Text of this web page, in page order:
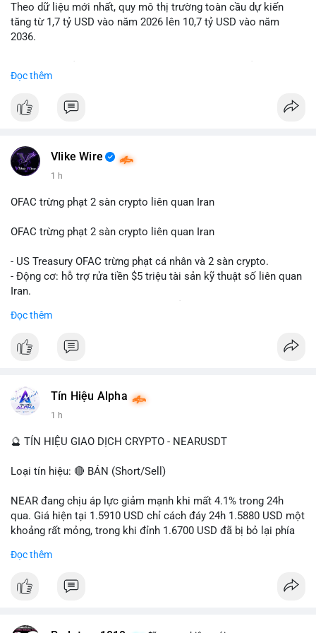
Lời khuyên: Nhà đầu tư nhỏ lẻ nên quan sát thêm 2-4 giờ sau
khi giao dịch được xác nhận, tránh hành động theo cảm xúc.
ưu tiên quản trị rủi ro trong giai đoạn biến động mạnh.
#btcmempool65k
Theo dữ liệu mới nhất, quy mô thị trường toàn cầu dự kiến
tăng từ 1,7 tỷ USD vào năm 2026 lên 10,7 tỷ USD vào năm
2036.
hàng năm (CAGR) ấn tượng lên tới 20,2%.
Điều gì đang thúc đẩy sự tăng trưởng vượt bậc này? Hãy cùng
Đọc thêm
Vlike Wire
1 h
OFAC trừng phạt 2 sàn crypto liên quan Iran
OFAC trừng phạt 2 sàn crypto liên quan Iran
- US Treasury OFAC trừng phạt cá nhân và 2 sàn crypto.
- Động cơ: hỗ trợ rửa tiền $5 triệu tài sản kỹ thuật số liên quan
Iran.
- Tác động: rủi ro cho thị trường crypto, tăng áp lực pháp lý.
#binancesquare
#vlikevn #titanbot
📰 Nguồn: Cointelegraph
Đọc thêm
Tín Hiệu Alpha
1 h
🔮 TÍN HIỆU GIAO DỊCH CRYPTO - NEARUSDT
Loại tín hiệu: 🔴 BÁN (Short/Sell)
NEAR đang chịu áp lực giảm mạnh khi mất 4.1% trong 24h
qua. Giá hiện tại 1.5910 USD chỉ cách đáy 24h 1.5880 USD một
khoảng rất mỏng, trong khi đỉnh 1.6700 USD đã bị bỏ lại phía
kiểm soát hoàn toàn. Khối lượng giao dịch 10.29 triệu NEAR
tiếp diễn.
Đọc thêm